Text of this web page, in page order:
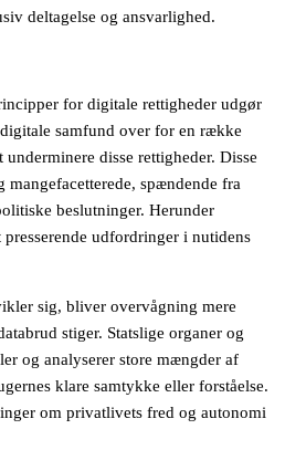
deltagelse og ansvarlighed.
for digitale rettigheder udgør
samfund over for en række
disse rettigheder. Disse
spændende fra
beslutninger. Herunder
udfordringer i nutidens
sig, bliver overvågning mere
stiger. Statslige organer og
og analyserer store mængder af
klare samtykke eller forståelse.
om privatlivets fred og autonomi